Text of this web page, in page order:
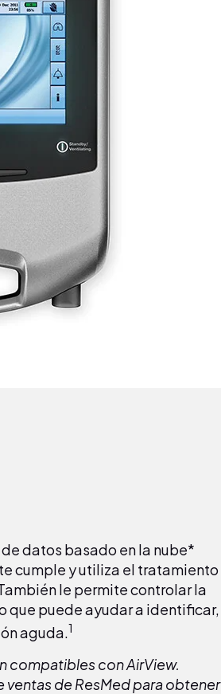
datos basado en la nube*
cumple y utiliza el tratamiento
le permite controlar la
que puede ayudar a identificar,
aguda.1
compatibles con AirView.
de ResMed para obtener